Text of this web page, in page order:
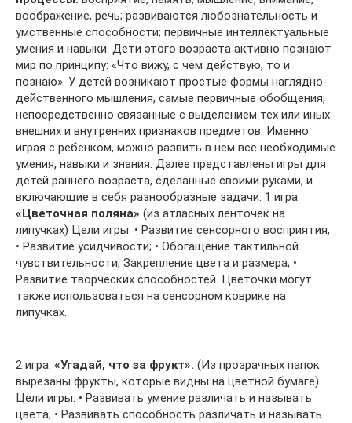
воображение, речь; развиваются любознательность и
умственные способности; первичные интеллектуальные
умения и навыки. Дети этого возраста активно познают
мир по принципу: «Что вижу, с чем действую, то и
познаю». У детей возникают простые формы наглядно-
действенного мышления, самые первичные обобщения,
непосредственно связанные с выделением тех или иных
внешних и внутренних признаков предметов. Именно
играя с ребенком, можно развить в нем все необходимые
умения, навыки и знания. Далее представлены игры для
детей раннего возраста, сделанные своими руками, и
включающие в себя разнообразные задачи. 1 игра.
«Цветочная поляна» (из атласных ленточек на
липучках) Цели игры: • Развитие сенсорного восприятия;
• Развитие усидчивости; • Обогащение тактильной
чувствительности; Закрепление цвета и размера; •
Развитие творческих способностей. Цветочки могут
также использоваться на сенсорном коврике на
липучках.
2 игра. «Угадай, что за фрукт». (Из прозрачных папок
вырезаны фрукты, которые видны на цветной бумаге)
Цели игры: • Развивать умение различать и называть
цвета; • Развивать способность различать и называть